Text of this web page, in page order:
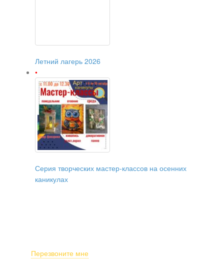
Летний лагерь 2026
Серия творческих мастер-классов на осенних
каникулах
Перезвоните мне